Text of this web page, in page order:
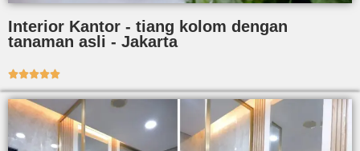
Interior Kantor - tiang kolom dengan
tanaman asli - Jakarta
